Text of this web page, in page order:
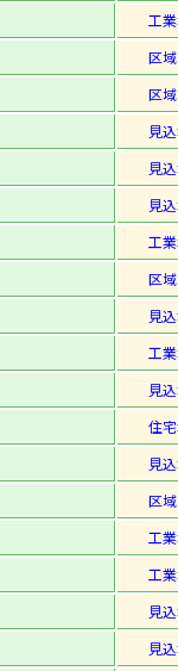
工
区
区
見
見
見
工
区
見
工
見
住
見
区
工
工
見
見